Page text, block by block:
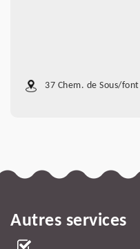
37 Chem. de Sous/
Autres services